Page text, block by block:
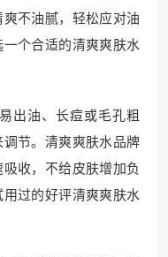
不油腻，轻松应对油
个合适的清爽爽肤水
出油、长痘或毛孔粗
节。清爽爽肤水品牌
收，不给皮肤增加负
过的好评清爽爽肤水